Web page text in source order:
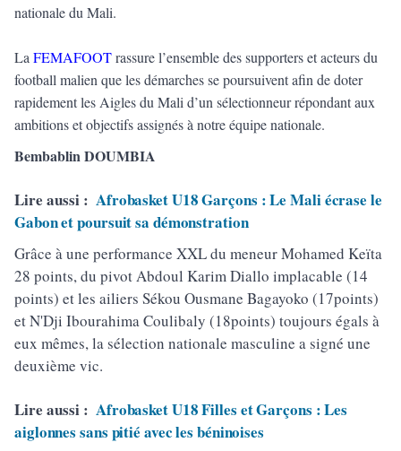
nationale du Mali.
LaFEMAFOOTrassure l’ensemble des supporters et acteurs du
football malien que les démarches se poursuivent afin de doter
rapidement les Aigles du Mali d’un sélectionneur répondant aux
ambitions et objectifs assignés à notre équipe nationale.
Bembablin DOUMBIA
Lire aussi : Afrobasket U18 Garçons : Le Mali écrase le
Gabon et poursuit sa démonstration
Grâce à une performance XXL du meneur Mohamed Keïta
28 points, du pivot Abdoul Karim Diallo implacable (14
points) et les ailiers Sékou Ousmane Bagayoko (17points)
et N'Dji Ibourahima Coulibaly (18points) toujours égals à
eux mêmes, la sélection nationale masculine a signé une
deuxième vic.
Lire aussi : Afrobasket U18 Filles et Garçons : Les
aiglonnes sans pitié avec les béninoises